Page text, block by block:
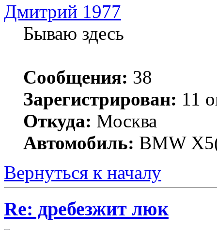
Дмитрий 1977
Бываю здесь
Сообщения: 38
Зарегистрирован: 11
Откуда: Москва
Автомобиль: BMW
Вернуться к началу
Re: дребезжит люк